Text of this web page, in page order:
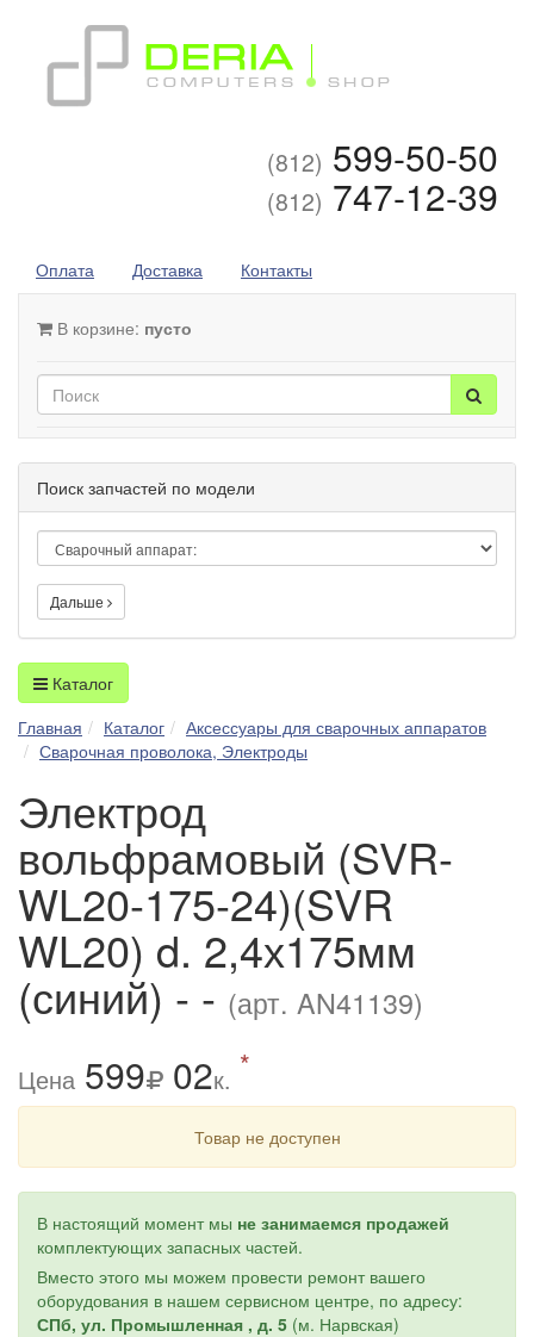
(812) 599-50-50
(812) 747-12-39
Оплата Доставка Контакты
В корзине: пусто
Поиск запчастей по модели
Дальше
Каталог
Главная
Каталог
Аксессуары для сварочных аппаратов
Сварочная проволока, Электроды
Электрод
вольфрамовый (SVR-
WL20-175-24)(SVR
WL20) d. 2,4х175мм
(синий) - - (арт. AN41139)
Цена 599 02к. *
Товар не доступен
В настоящий момент мы не занимаемся продажей
комплектующих запасных частей.
Вместо этого мы можем провести ремонт вашего
оборудования в нашем сервисном центре, по адресу:
СПб, ул. Промышленная , д. 5 (м. Нарвская)